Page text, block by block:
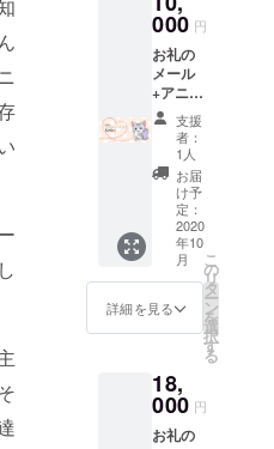
津市近
郊限定
です。
有効期
限2020
年10月
から
2021年
３月ま
で
000 円
お礼の
メール
+アニマ
ルコ
ミュニ
ケー
ショ
ン 質
問1項目
愛猫
ちゃ
ん、愛
犬ちゃ
んに伝
えたい
いこ
と 有
効期限
2020年
支援
者：
1人
お届
け予
定：
2020
年10
月
詳細を見る
こ
の
リ
タ
ー
ン
を
選
択
す
る
18,
000 円
お礼の